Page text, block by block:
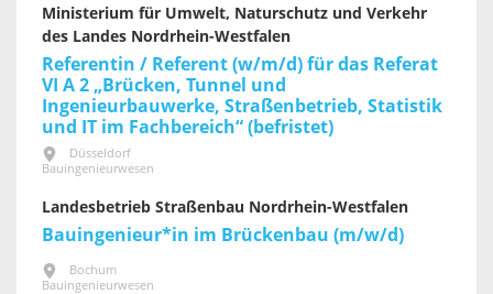
Ministerium für Umwelt, Naturschutz und Verkehr
des Landes Nordrhein-Westfalen
Referentin / Referent (w/m/d) für das Referat
VI A 2 „Brücken, Tunnel und
Ingenieurbauwerke, Straßenbetrieb, Statistik
und IT im Fachbereich“ (befristet)
Düsseldorf
Bauingenieurwesen
Landesbetrieb Straßenbau Nordrhein-Westfalen
Bauingenieur*in im Brückenbau (m/w/d)
Bochum
Bauingenieurwesen